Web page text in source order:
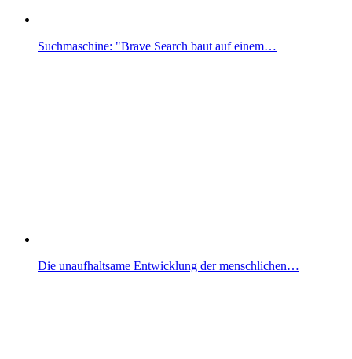
Suchmaschine: "Brave Search baut auf einem…
Die unaufhaltsame Entwicklung der menschlichen…